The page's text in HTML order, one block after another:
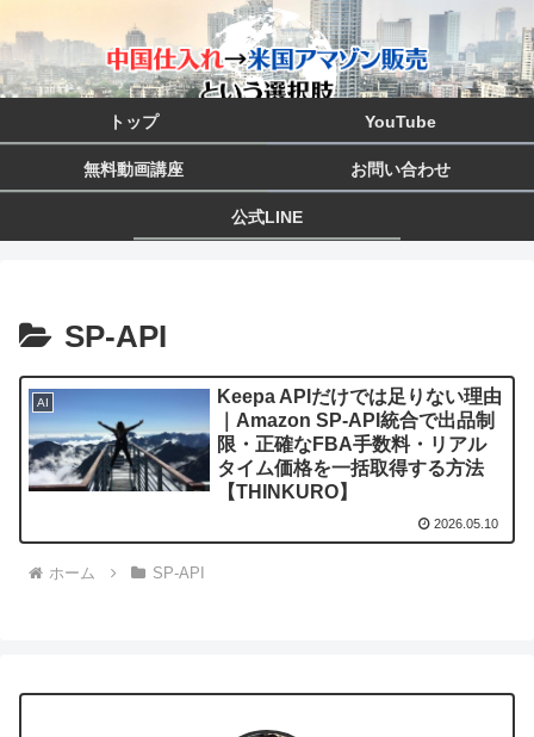
トップ YouTube
無料動画講座 お問い合わせ
公式LINE
SP-API
AI
Keepa APIだけでは足りない理由
｜Amazon SP-API統合で出品制
限・正確なFBA手数料・リアル
タイム価格を一括取得する方法
【THINKURO】
2026.05.10
ホーム SP-API